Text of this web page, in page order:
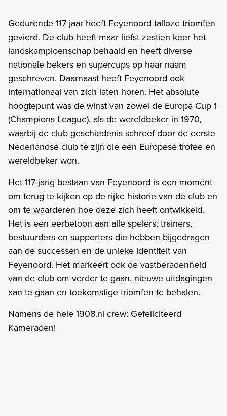
Gedurende 117 jaar heeft Feyenoord talloze triomfen
gevierd. De club heeft maar liefst zestien keer het
landskampioenschap behaald en heeft diverse
nationale bekers en supercups op haar naam
geschreven. Daarnaast heeft Feyenoord ook
internationaal van zich laten horen. Het absolute
hoogtepunt was de winst van zowel de Europa Cup 1
(Champions League), als de wereldbeker in 1970,
waarbij de club geschiedenis schreef door de eerste
Nederlandse club te zijn die een Europese trofee en
wereldbeker won.
Het 117-jarig bestaan van Feyenoord is een moment
om terug te kijken op de rijke historie van de club en
om te waarderen hoe deze zich heeft ontwikkeld.
Het is een eerbetoon aan alle spelers, trainers,
bestuurders en supporters die hebben bijgedragen
aan de successen en de unieke identiteit van
Feyenoord. Het markeert ook de vastberadenheid
van de club om verder te gaan, nieuwe uitdagingen
aan te gaan en toekomstige triomfen te behalen.
Namens de hele 1908.nl crew: Gefeliciteerd
Kameraden!